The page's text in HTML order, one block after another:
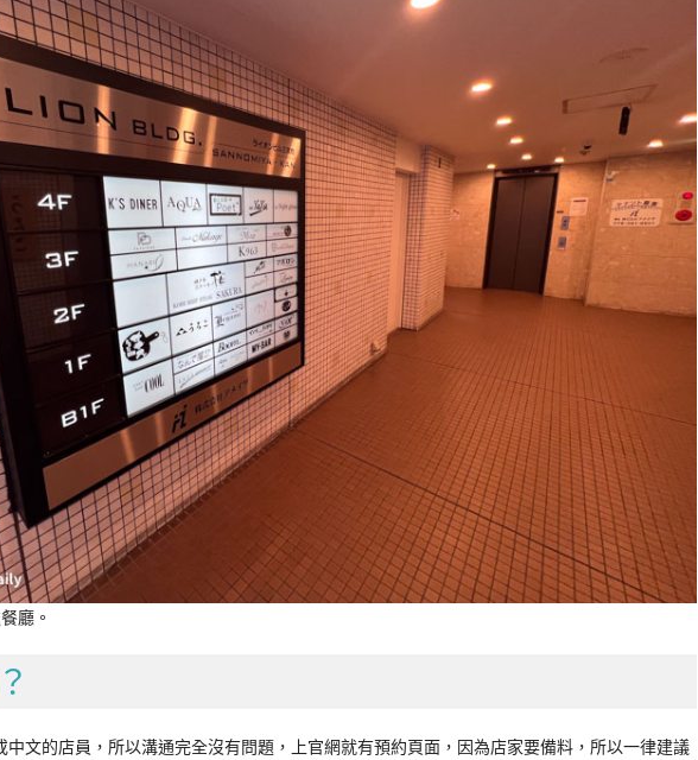
廳。
中文的店員，所以溝通完全沒有問題，上官網就有預約頁面，因為店家要備料，所以一律建議